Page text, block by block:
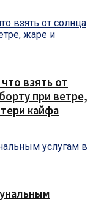
взять от
при ветре,
кайфа